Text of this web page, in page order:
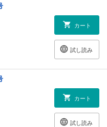
月の新刊／川津悦子のニューヨ
者プレゼント
カート
試し読み
カート
試し読み